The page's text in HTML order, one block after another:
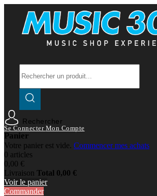
Rechercher
Se Connecter Mon Compte
Panier
Votre panier est vide. Commencer mes achats
0 articles
0,00 €
Livraison Total 0,00 €
Voir le panier
Commander